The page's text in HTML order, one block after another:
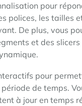
pour
polices, les tailles
De plus, vous
et des
pour
de temps.
à jour en temps